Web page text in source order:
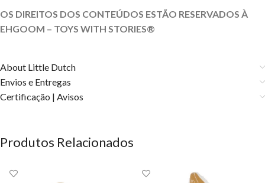
OS DIREITOS DOS CONTEÚDOS ESTÃO RESERVADOS À
EHGOOM – TOYS WITH STORIES®️
About Little Dutch
Envios e Entregas
Certificação | Avisos
Produtos Relacionados